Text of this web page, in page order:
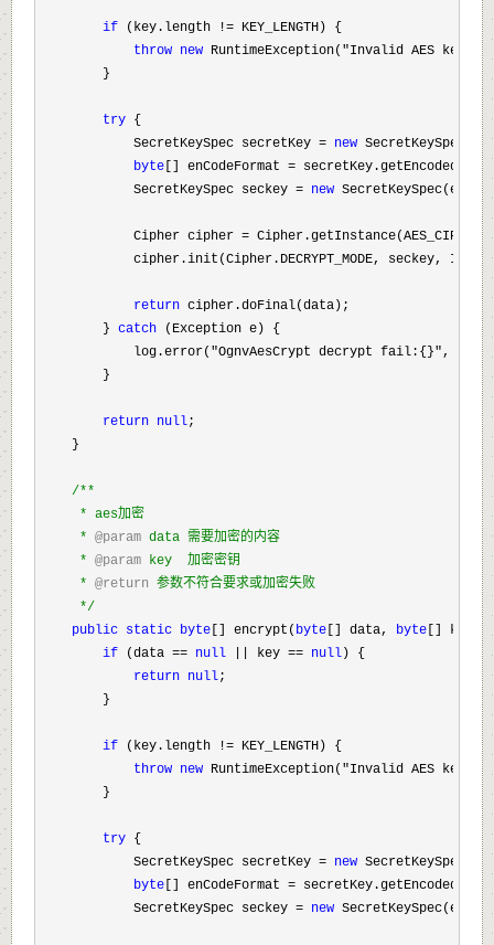
if (key.length != KEY_LENGTH) {
throw new RuntimeException("Invalid AES key
        }
try {
            SecretKeySpec secretKey
= new
byte [] enCodeFormat = secretKey.getEncoded();
            SecretKeySpec seckey
= new
            Cipher cipher
=
            cipher.init(Cipher.DECRYPT_MODE, seckey, IV);
return cipher.doFinal(data);
        }
catch (Exception e) {
            log.error(
"OgnvAesCrypt decrypt fail:{}",
        }
return null;
    }
/**
     * aes加密
     *
@param data 需要加密的内容
     *
@param key  加密密钥
     *
@return 参数不符合要求或加密失败
*/
public static byte [] encrypt( byte [] data, byte [] key)
if (data == null || key == null) {
return null;
        }
if (key.length != KEY_LENGTH) {
throw new RuntimeException("Invalid AES key
        }
try {
            SecretKeySpec secretKey
= new
byte [] enCodeFormat = secretKey.getEncoded();
            SecretKeySpec seckey
= new